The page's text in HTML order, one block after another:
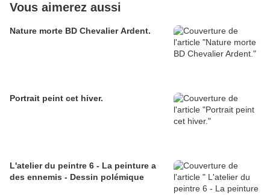
Vous aimerez aussi
Nature morte BD Chevalier Ardent.
Portrait peint cet hiver.
L'atelier du peintre 6 - La peinture a
des ennemis - Dessin polémique